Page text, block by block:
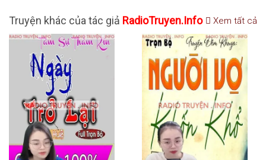
Truyện khác của tác giả RadioTruyen.Info Xem tất cả